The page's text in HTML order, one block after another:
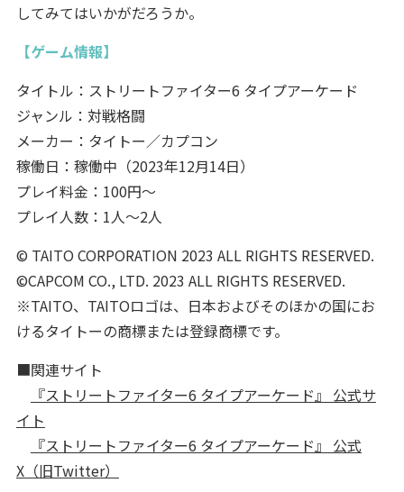
してみてはいかがだろうか。
【ゲーム情報】
タイトル：ストリートファイター6 タイプアーケード
ジャンル：対戦格闘
メーカー：タイトー／カプコン
稼働日：稼働中（2023年12月14日）
プレイ料金：100円～
プレイ人数：1人～2人
© TAITO CORPORATION 2023 ALL RIGHTS RESERVED.
©CAPCOM CO., LTD. 2023 ALL RIGHTS RESERVED.
※TAITO、TAITOロゴは、日本およびそのほかの国にお
けるタイトーの商標または登録商標です。
■関連サイト
『ストリートファイター6 タイプアーケード』 公式サ
イト
『ストリートファイター6 タイプアーケード』 公式
X（旧Twitter）